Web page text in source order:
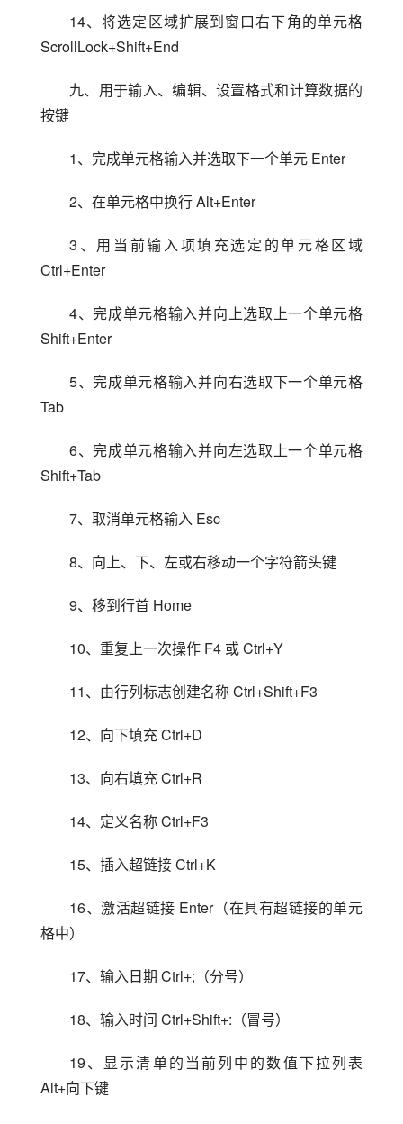
14、将选定区域扩展到窗口右下角的单元格
ScrollLock+Shift+End
九、用于输入、编辑、设置格式和计算数据的
按键
1、完成单元格输入并选取下一个单元 Enter
2、在单元格中换行 Alt+Enter
3、用当前输入项填充选定的单元格区域
Ctrl+Enter
4、完成单元格输入并向上选取上一个单元格
Shift+Enter
5、完成单元格输入并向右选取下一个单元格
Tab
6、完成单元格输入并向左选取上一个单元格
Shift+Tab
7、取消单元格输入 Esc
8、向上、下、左或右移动一个字符箭头键
9、移到行首 Home
10、重复上一次操作 F4 或 Ctrl+Y
11、由行列标志创建名称 Ctrl+Shift+F3
12、向下填充 Ctrl+D
13、向右填充 Ctrl+R
14、定义名称 Ctrl+F3
15、插入超链接 Ctrl+K
16、激活超链接 Enter（在具有超链接的单元
格中）
17、输入日期 Ctrl+;（分号）
18、输入时间 Ctrl+Shift+:（冒号）
19、显示清单的当前列中的数值下拉列表
Alt+向下键